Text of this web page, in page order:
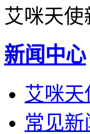
艾咪天使
新闻中心
艾咪天
常见新